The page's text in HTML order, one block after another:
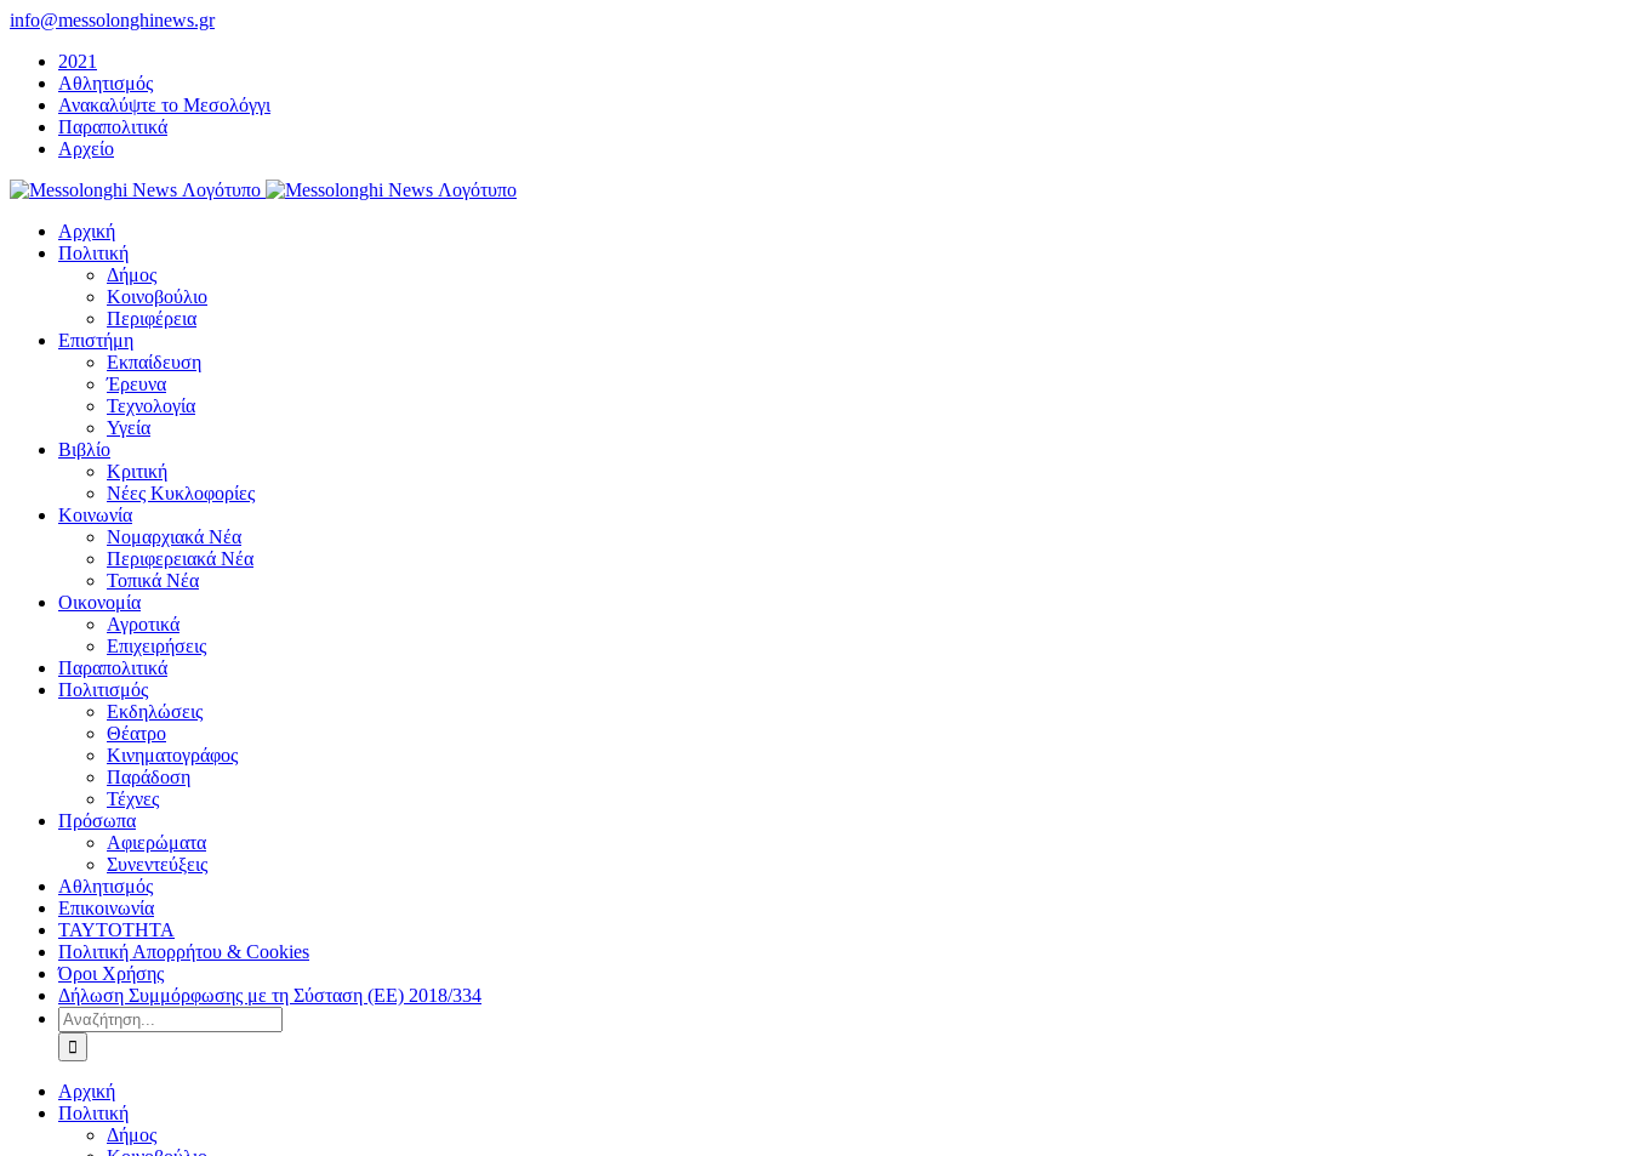
Μετάβαση
περιεχόμενο
info@messolonghinews.gr
2021
Αθλητισμός
Ανακαλύψτε το Μεσολόγγι
Παραπολιτικά
Αρχείο
Αρχική
Πολιτική
Δήμος
Κοινοβούλιο
Περιφέρεια
Επιστήμη
Εκπαίδευση
Έρευνα
Τεχνολογία
Υγεία
Βιβλίο
Κριτική
Νέες Κυκλοφορίες
Κοινωνία
Νομαρχιακά Νέα
Περιφερειακά Νέα
Τοπικά Νέα
Οικονομία
Αγροτικά
Επιχειρήσεις
Παραπολιτικά
Πολιτισμός
Εκδηλώσεις
Θέατρο
Κινηματογράφος
Παράδοση
Τέχνες
Πρόσωπα
Αφιερώματα
Συνεντεύξεις
Αθλητισμός
Επικοινωνία
ΤΑΥΤΟΤΗΤΑ
Πολιτική Απορρήτου & Cookies
Όροι Χρήσης
Δήλωση Συμμόρφωσης με τη Σύσταση (ΕΕ) 2018/334
Αναζήτηση
για:
Αρχική
Πολιτική
Δήμος